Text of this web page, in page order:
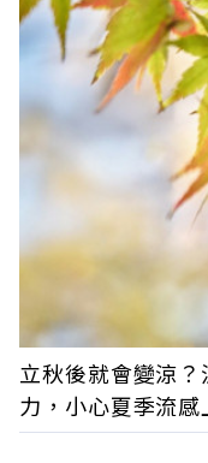
立秋後就會變涼
力，小心夏季流感